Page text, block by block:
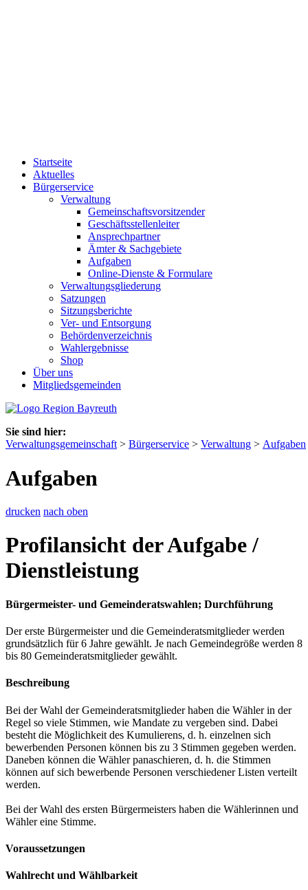
Startseite
Aktuelles
Bürgerservice
Verwaltung
Gemeinschaftsvorsitzender
Geschäftsstellenleiter
Ansprechpartner
Ämter & Sachgebiete
Aufgaben
Online-Dienste & Formulare
Verwaltungsgliederung
Satzungen
Sitzungsberichte
Ver- und Entsorgung
Behördenverzeichnis
Wahlergebnisse
Shop
Über uns
Mitgliedsgemeinden
Sie sind hier:
Verwaltungsgemeinschaft > Bürgerservice > Verwaltung > Aufgaben
Aufgaben
drucken nach oben
Profilansicht der Aufgabe /
Dienstleistung
Bürgermeister- und Gemeinderatswahlen; Durchführung
Der erste Bürgermeister und die Gemeinderatsmitglieder werden
grundsätzlich für 6 Jahre gewählt. Je nach Gemeindegröße werden 8
bis 80 Gemeinderatsmitglieder gewählt.
Beschreibung
Bei der Wahl der Gemeinderatsmitglieder haben die Wähler in der
Regel so viele Stimmen, wie Mandate zu vergeben sind. Dabei
besteht die Möglichkeit des Kumulierens, d. h. einzelnen sich
bewerbenden Personen können bis zu 3 Stimmen gegeben werden.
Daneben können die Wähler panaschieren, d. h. die Stimmen
können auf sich bewerbende Personen verschiedener Listen verteilt
werden.
Bei der Wahl des ersten Bürgermeisters haben die Wählerinnen und
Wähler eine Stimme.
Voraussetzungen
Wahlrecht und Wählbarkeit